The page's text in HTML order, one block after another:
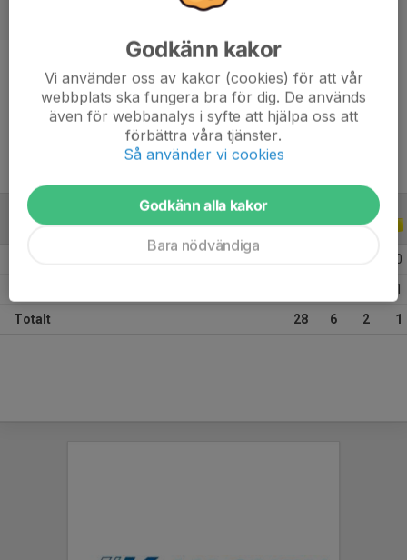
Position
Back
Ålder
42 år
ALLA SERIER ALLA ÅR
0
1
Totalt 28 6 2 1
Godkänn kakor
Vi använder oss av kakor (cookies) för att vår
webbplats ska fungera bra för dig. De används
även för webbanalys i syfte att hjälpa oss att
förbättra våra tjänster.
Så använder vi cookies
Godkänn alla kakor
Bara nödvändiga